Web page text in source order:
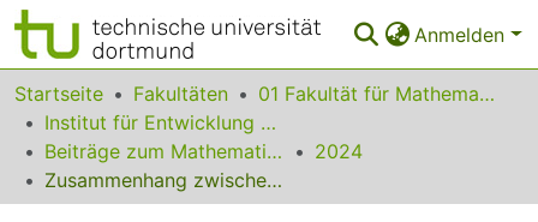
Anmelden
Bereiche & Sammlungen
Das gesamte Repositorium
Statistiken
Startseite Fakultäten
01 Fakultät für Mathematik
Institut für Entwicklung und Erforschung des Mathematikunterrichts
Beiträge zum Mathematikunterricht
2024
Zusammenhang zwischen der Nutzung intelligenter tutorieller Systeme (ITS) und dem Lernzuwachs in Mathematik in der Mittelstufe